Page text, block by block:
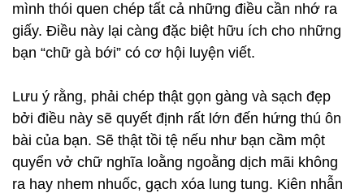
mình thói quen chép tất cả những điều cần nhớ ra
giấy. Điều này lại càng đặc biệt hữu ích cho những
bạn “chữ gà bới” có cơ hội luyện viết.
Lưu ý rằng, phải chép thật gọn gàng và sạch đẹp
bởi điều này sẽ quyết định rất lớn đến hứng thú ôn
bài của bạn. Sẽ thật tồi tệ nếu như bạn cầm một
quyển vở chữ nghĩa loằng ngoằng dịch mãi không
ra hay nhem nhuốc, gạch xóa lung tung. Kiên nhẫn